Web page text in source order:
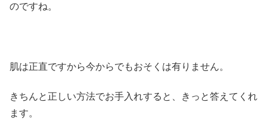
のですね。
肌は正直ですから今からでもおそくは有りません。
きちんと正しい方法でお手入れすると、きっと答えてくれ
ます。